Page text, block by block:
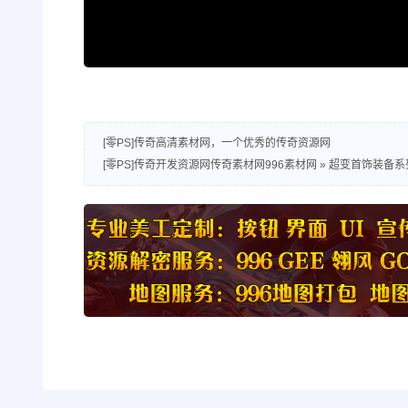
[零PS]传奇高清素材网，一个优秀的传奇资源网
[零PS]传奇开发资源网传奇素材网996素材网 » 超变首饰装备